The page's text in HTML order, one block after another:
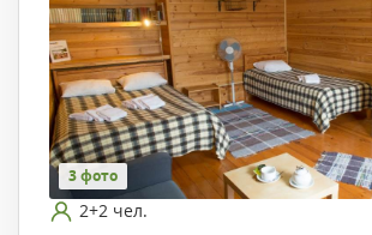
3 фото
2+2 чел.